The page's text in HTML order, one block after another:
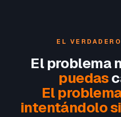
EL
El problema
puedas
El
intentándolo